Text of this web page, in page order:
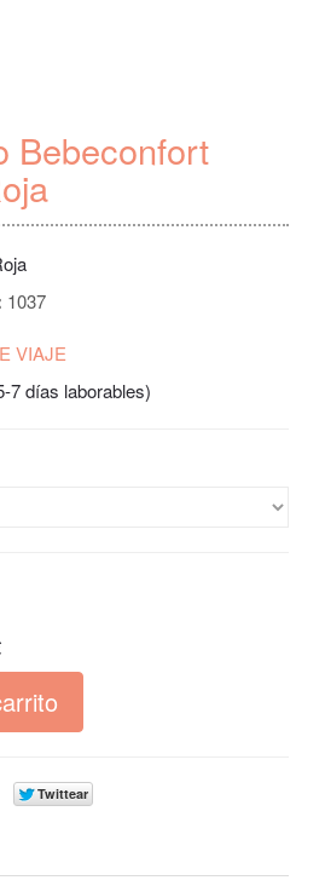
Bebeconfort
1037
VIAJE
7 días laborables)